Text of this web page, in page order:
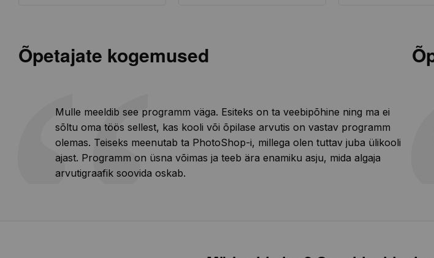
Õpetajate kogemused
Mulle meeldib see programm väga. Esiteks on ta veebipõhine ning ma ei
sõltu oma töös sellest, kas kooli või õpilase arvutis on vastav programm
olemas. Teiseks meenutab ta PhotoShop-i, millega olen tuttav juba ülikooli
ajast. Programm on üsna võimas ja teeb ära enamiku asju, mida algaja
arvutigraafik soovida oskab.